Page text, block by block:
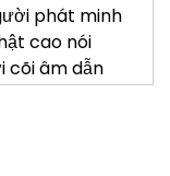
phát minh
cao nói
cõi âm dẫn